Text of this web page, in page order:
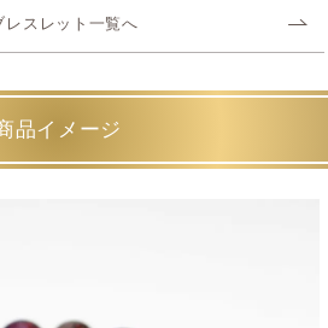
レスレット一覧へ
品イメージ